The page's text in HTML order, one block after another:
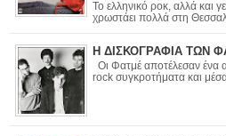
Το ελληνικό ροκ, αλλά και
χρωστάει πολλά στη
Η ΔΙΣΚΟΓΡΑΦΙΑ ΤΩΝ
Οι Φατμέ αποτέλεσαν ένα
rock συγκροτήματα και